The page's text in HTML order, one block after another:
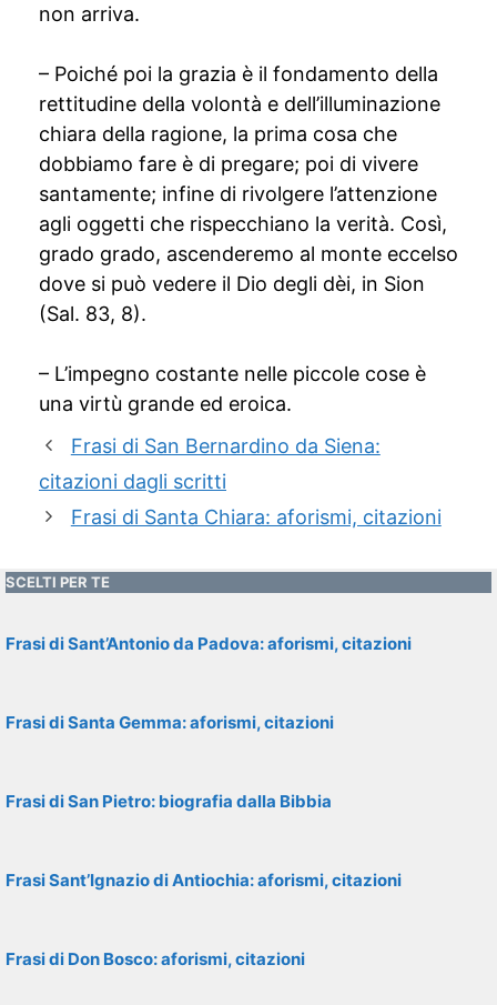
non arriva.
– Poiché poi la grazia è il fondamento della
rettitudine della volontà e dell’illuminazione
chiara della ragione, la prima cosa che
dobbiamo fare è di pregare; poi di vivere
santamente; infine di rivolgere l’attenzione
agli oggetti che rispecchiano la verità. Così,
grado grado, ascenderemo al monte eccelso
dove si può vedere il Dio degli dèi, in Sion
(Sal. 83, 8).
– L’impegno costante nelle piccole cose è
una virtù grande ed eroica.
Frasi di San Bernardino da Siena:
citazioni dagli scritti
Frasi di Santa Chiara: aforismi, citazioni
SCELTI PER TE
Frasi di Sant’Antonio da Padova: aforismi, citazioni
Frasi di Santa Gemma: aforismi, citazioni
Frasi di San Pietro: biografia dalla Bibbia
Frasi Sant’Ignazio di Antiochia: aforismi, citazioni
Frasi di Don Bosco: aforismi, citazioni